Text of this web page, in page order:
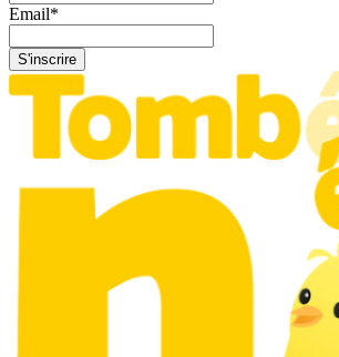
Email*
S'inscrire